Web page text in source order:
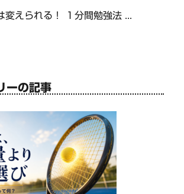
変えられる！ １分間勉強法 ...
ーの記事